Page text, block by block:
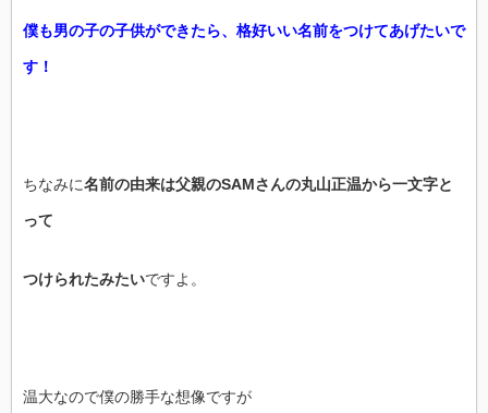
僕も男の子の子供ができたら、格好いい名前をつけてあげたいで
す！
ちなみに名前の由来は父親のSAMさんの丸山正温から一文字と
って
つけられたみたいですよ。
温大なので僕の勝手な想像ですが